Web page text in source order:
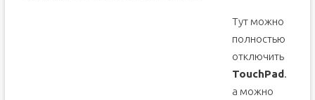
Тут можно
полностью
отключить
TouchPad.
а можно